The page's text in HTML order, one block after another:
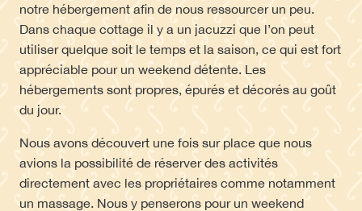
notre hébergement afin de nous ressourcer un peu.
Dans chaque cottage il y a un jacuzzi que l’on peut
utiliser quelque soit le temps et la saison, ce qui est fort
appréciable pour un weekend détente. Les
hébergements sont propres, épurés et décorés au goût
du jour.
Nous avons découvert une fois sur place que nous
avions la possibilité de réserver des activités
directement avec les propriétaires comme notamment
un massage. Nous y penserons pour un weekend